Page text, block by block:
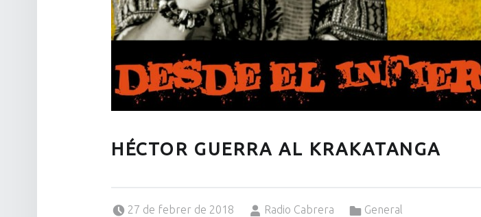
HÉCTOR GUERRA AL KRAKATANGA
27 de febrer de 2018
Radio Cabrera
General